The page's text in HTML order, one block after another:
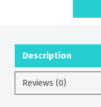
Description
Reviews (0)